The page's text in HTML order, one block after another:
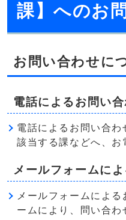
課】へのお
お問い合わせに
電話によるお問い
電話によるお問い合わ
該当する課などへ、お
メールフォームに
メールフォームによ
ームにより、問い合わ